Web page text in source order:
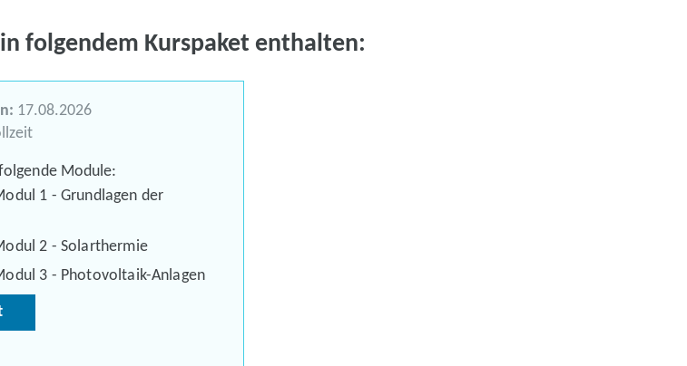
folgendem Kurspaket enthalten:
17.08.2026
Module:
1 - Grundlagen der
2 - Solarthermie
3 - Photovoltaik-Anlagen